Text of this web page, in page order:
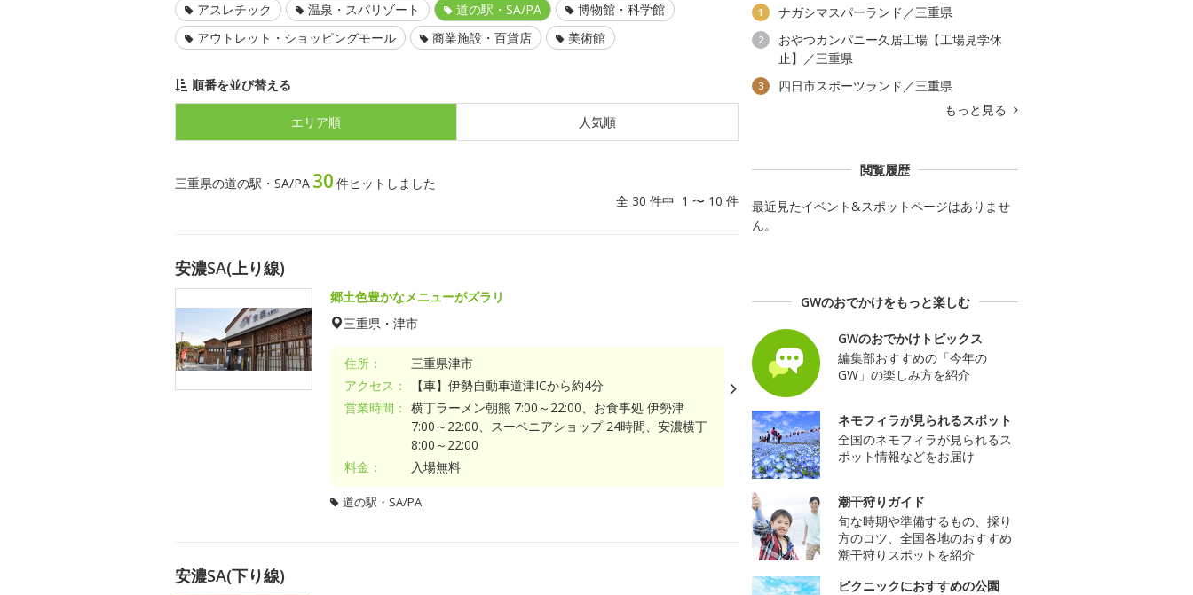
アスレチック
温泉・スパリゾート 道の駅・SA/PA
博物館・科学館
アウトレット・ショッピングモール
商業施設・百貨店 美術館
順番を並び替える
エリア順 人気順
三重県の道の駅・SA/PA 30 件ヒットしました
全 30 件中 1 〜 10 件
安濃SA(上り線)
郷土色豊かなメニューがズラリ
三重県・津市
住所：
三重県津市
アクセス：
【車】伊勢自動車道津ICから約4分
営業時間： 横丁ラーメン朝熊 7:00～22:00、お食事処 伊勢津
7:00～22:00、スーベニアショップ 24時間、安濃横丁
8:00～22:00
料金：
入場無料
道の駅・SA/PA
安濃SA(下り線)
1 ナガシマスパーランド／三重県
2
おやつカンパニー久居工場【工場見学休
止】／三重県
3
四日市スポーツランド／三重県
もっと見る
閲覧履歴
最近見たイベント&スポットページはありませ
ん。
GWのおでかけをもっと楽しむ
GWのおでかけトピックス
編集部おすすめの「今年の
GW」の楽しみ方を紹介
ネモフィラが見られるスポット
全国のネモフィラが見られるス
ポット情報などをお届け
潮干狩りガイド
旬な時期や準備するもの、採り
方のコツ、全国各地のおすすめ
潮干狩りスポットを紹介
ピクニックにおすすめの公園